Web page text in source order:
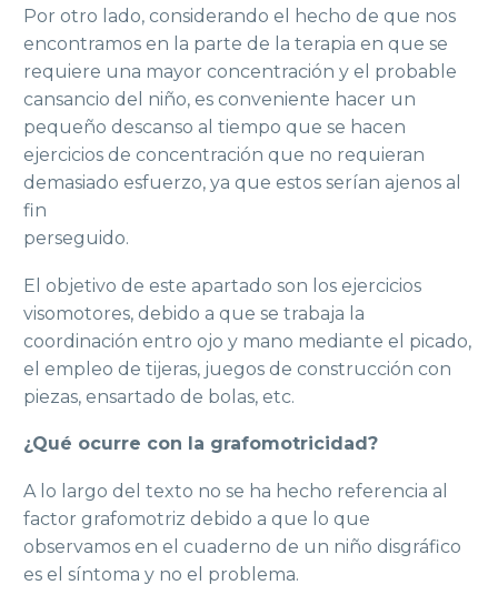
Por otro lado, considerando el hecho de que nos
encontramos en la parte de la terapia en que se
requiere una mayor concentración y el probable
cansancio del niño, es conveniente hacer un
pequeño descanso al tiempo que se hacen
ejercicios de concentración que no requieran
demasiado esfuerzo, ya que estos serían ajenos al
fin
perseguido.
El objetivo de este apartado son los ejercicios
visomotores, debido a que se trabaja la
coordinación entro ojo y mano mediante el picado,
el empleo de tijeras, juegos de construcción con
piezas, ensartado de bolas, etc.
¿Qué ocurre con la grafomotricidad?
A lo largo del texto no se ha hecho referencia al
factor grafomotriz debido a que lo que
observamos en el cuaderno de un niño disgráfico
es el síntoma y no el problema.